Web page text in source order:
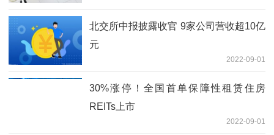
北交所中报披露收官 9家公司营收超10亿
元
2022-09-01
30%涨停！全国首单保障性租赁住房
REITs上市
2022-09-01